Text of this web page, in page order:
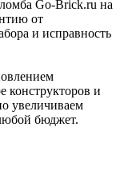
Go-Brick.ru на
от
и исправность
конструкторов и
увеличиваем
бюджет.